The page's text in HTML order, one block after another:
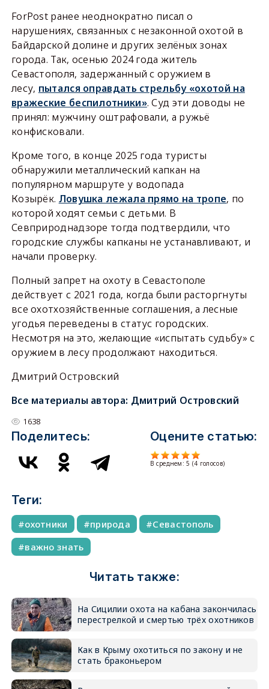
ForPost ранее неоднократно писал о
нарушениях, связанных с незаконной охотой в
Байдарской долине и других зелёных зонах
города. Так, осенью 2024 года житель
Севастополя, задержанный с оружием в
лесу, пытался оправдать стрельбу «охотой на
вражеские беспилотники». Суд эти доводы не
принял: мужчину оштрафовали, а ружьё
конфисковали.
Кроме того, в конце 2025 года туристы
обнаружили металлический капкан на
популярном маршруте у водопада
Козырёк. Ловушка лежала прямо на тропе, по
которой ходят семьи с детьми. В
Севприроднадзоре тогда подтвердили, что
городские службы капканы не устанавливают, и
начали проверку.
Полный запрет на охоту в Севастополе
действует с 2021 года, когда были расторгнуты
все охотхозяйственные соглашения, а лесные
угодья переведены в статус городских.
Несмотря на это, желающие «испытать судьбу» с
оружием в лесу продолжают находиться.
Дмитрий Островский
Все материалы автора: Дмитрий Островский
1638
Поделитесь: Оцените статью:
В среднем:5 (4 голосов)
Теги:
охотники природа
Севастополь
важно знать
Читать также:
На Сицилии охота на кабана закончилась
перестрелкой и смертью трёх охотников
Как в Крыму охотиться по закону и не
стать браконьером